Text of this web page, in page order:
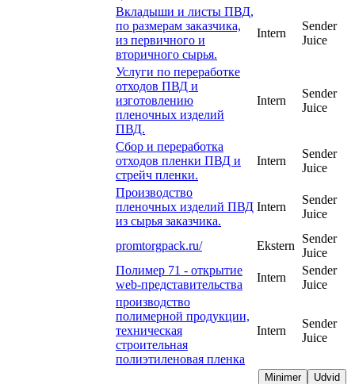
Вкладыши и листы ПВД,
по размерам заказчика,
из первичного и
вторичного сырья.
Intern
Sender
Juice
Услуги по переработке
отходов ПВД и
изготовлению
пленочных изделий
ПВД.
Intern
Sender
Juice
Сбор и переработка
отходов пленки ПВД и
стрейч пленки.
Intern
Sender
Juice
Производство
пленочных изделий ПВД
из сырья заказчика.
Intern
Sender
Juice
promtorgpack.ru/ Ekstern
Sender
Juice
Полимер 71 - открытие
web-представительства
Intern
Sender
Juice
производство
полимерной продукции,
техническая
строительная
полиэтиленовая пленка
Intern
Sender
Juice
Udvid
Minimer